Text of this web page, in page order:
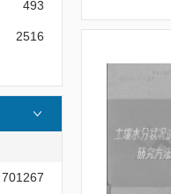
493
2516
701267